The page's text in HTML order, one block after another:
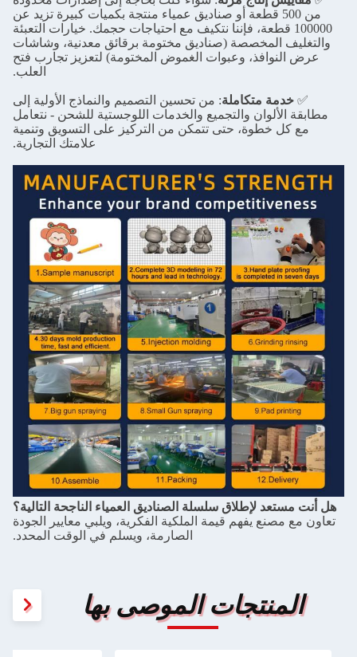
من 500 قطعة أو صناديق عمياء منتجة بكميات كبيرة تزيد عن
100000 قطعة، فإننا نتكيف مع احتياجات حجمك. خيارات التعبئة
والتغليف المخصصة (صناديق مختومة برقائق معدنية، وشاشات
عرض النوافذ، وعبوات الغموض المختومة) لتعزيز تجارب فتح
العلب.
✅ خدمة متكاملة: من تحسين التصميم والنماذج الأولية إلى
مطابقة الألوان والتجميع والخدمات اللوجستية للشحن - نتعامل
مع كل خطوة، حتى تتمكن من التركيز على التسويق وتنمية
علامتك التجارية.
هل أنت مستعد لإطلاق سلسلة الصناديق العمياء الناجحة التالية؟
تعاون مع مصنع يفهم قيمة الملكية الفكرية، ويلبي معايير الجودة
الصارمة، ويسلم في الوقت المحدد.
المنتجات الموصى بها